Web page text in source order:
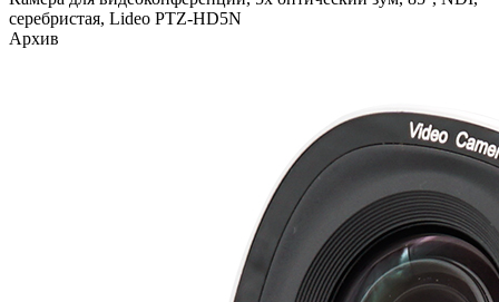
серебристая, Lideo PTZ-HD5N
Архив